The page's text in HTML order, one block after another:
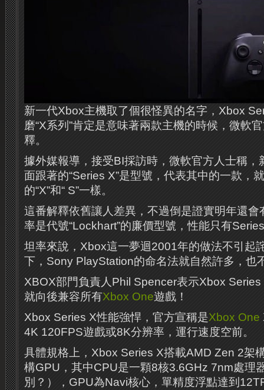
新一代Xbox主機取了個很怪異的名字，Xbox
磨“X系列”肯定是意味著兩款主機的時候，微軟
釋。
據外媒報導，接受BI採訪時，微軟官方人士稱，
面跟著的“Series X”是型號，代表其中的一款，
的“X”和“ S”一樣。
這番解釋依舊讓人差異，不過倒是證實明年還
率是代號“Lockhart”的廉價型號，性能只有
坦率來說，Xbox這一夢迴2001年的做法不引起
下，Sony PlayStation的命名法就自然許多，也
XBOX部門負責人Phil Spencer表示Xbox
就向後兼容所有Xbox One遊戲！
Xbox Series X性能強悍，官方宣稱是Xbox One
4K 120FPS遊戲或8K分辨率，運行速度空前。
具體規格上，Xbox Series X搭載AMD Zen 2架
構GPU，其中CPU是一顆8核3.6GHz 7nm處理
別？），GPU為Navi核心，單精度浮點達到